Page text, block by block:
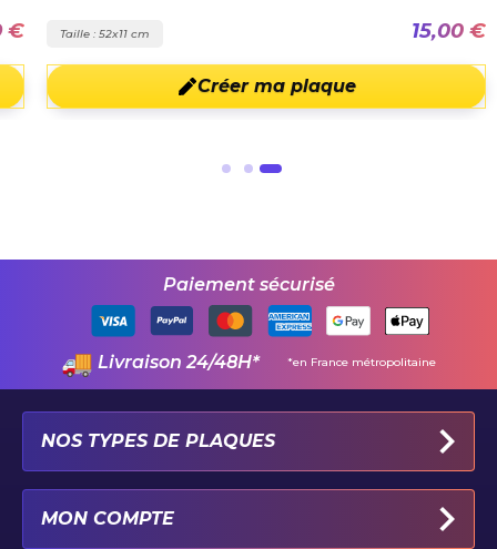
€ Taille : 52x11 cm 15,00 €
Créer ma plaque
Paiement sécurisé
Livraison 24/48H* *en France métropolitaine
NOS TYPES DE PLAQUES
MON COMPTE